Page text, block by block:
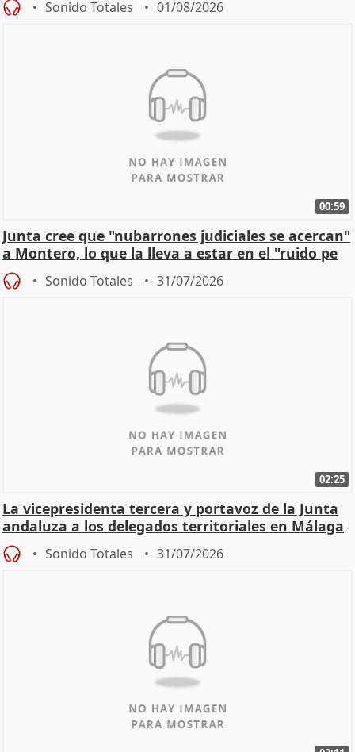
Sonido Totales 01/08/2026
00:59
Junta cree que "nubarrones judiciales se acercan"
a Montero, lo que la lleva a estar en el "ruido pe
Sonido Totales 31/07/2026
02:25
La vicepresidenta tercera y portavoz de la Junta
andaluza a los delegados territoriales en Málaga
Sonido Totales 31/07/2026